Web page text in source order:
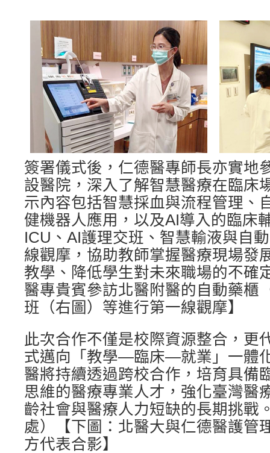
簽署儀式後，仁德醫專師長亦實地
設醫院，深入了解智慧醫療在臨床
示內容包括智慧採血與流程管理、
健機器人應用，以及AI導入的臨床
ICU、AI護理交班、智慧輸液與自
線觀摩，協助教師掌握醫療現場發
教學、降低學生對未來職場的不確
醫專貴賓參訪北醫附醫的自動藥櫃
班（右圖）等進行第一線觀摩】
此次合作不僅是校際資源整合，更
式邁向「教學—臨床—就業」一體
醫將持續透過跨校合作，培育具備
思維的醫療專業人才，強化臺灣醫
齡社會與醫療人力短缺的長期挑戰
處）【下圖：北醫大與仁德醫護管
方代表合影】